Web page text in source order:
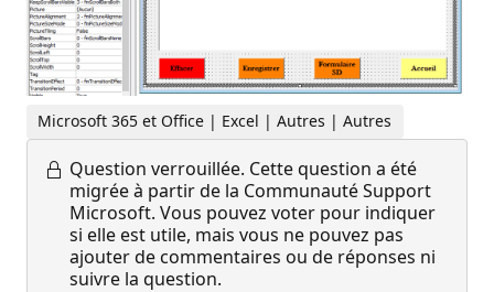
Microsoft 365 et Office | Excel | Autres | Autres
Question verrouillée. Cette question a été
migrée à partir de la Communauté Support
Microsoft. Vous pouvez voter pour indiquer
si elle est utile, mais vous ne pouvez pas
ajouter de commentaires ou de réponses ni
suivre la question.